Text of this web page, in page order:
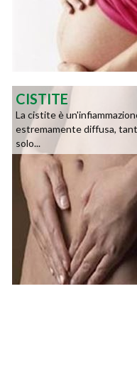
CISTITE
La cistite è
estremamente diffusa,
solo...